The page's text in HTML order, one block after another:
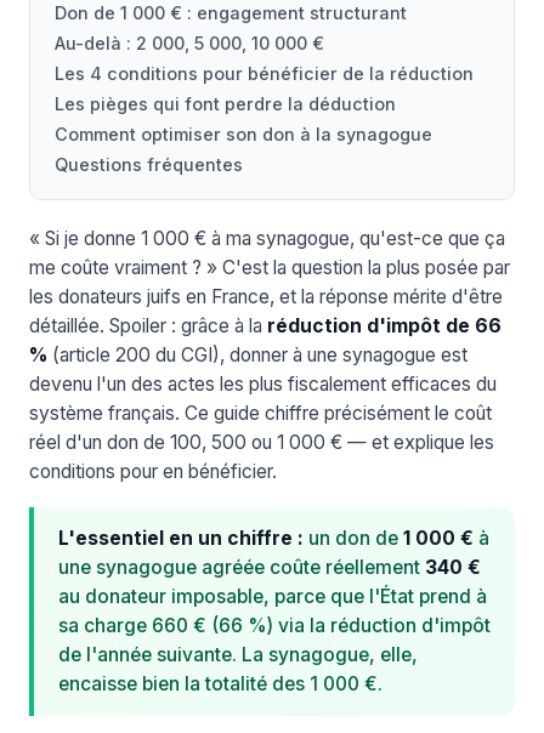
Don de 1 000 € : engagement structurant
Au-delà : 2 000, 5 000, 10 000 €
Les 4 conditions pour bénéficier de la réduction
Les pièges qui font perdre la déduction
Comment optimiser son don à la synagogue
Questions fréquentes
« Si je donne 1 000 € à ma synagogue, qu'est-ce que ça
me coûte vraiment ? » C'est la question la plus posée par
les donateurs juifs en France, et la réponse mérite d'être
détaillée. Spoiler : grâce à la réduction d'impôt de 66
% (article 200 du CGI), donner à une synagogue est
devenu l'un des actes les plus fiscalement efficaces du
système français. Ce guide chiffre précisément le coût
réel d'un don de 100, 500 ou 1 000 € — et explique les
conditions pour en bénéficier.
L'essentiel en un chiffre : un don de 1 000 € à
une synagogue agréée coûte réellement 340 €
au donateur imposable, parce que l'État prend à
sa charge 660 € (66 %) via la réduction d'impôt
de l'année suivante. La synagogue, elle,
encaisse bien la totalité des 1 000 €.